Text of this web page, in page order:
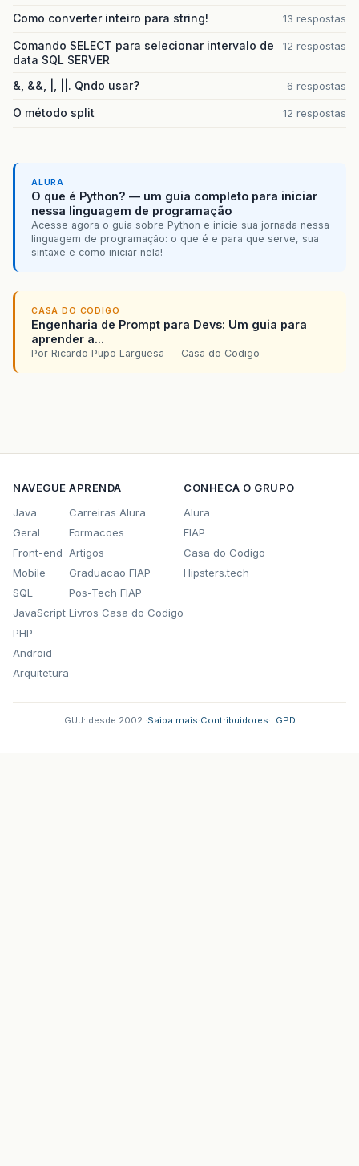
Como converter inteiro para string! 13 respostas
Comando SELECT para selecionar intervalo de
data SQL SERVER
12 respostas
&, &&, |, ||. Qndo usar? 6 respostas
O método split 12 respostas
ALURA
O que é Python? — um guia completo para iniciar
nessa linguagem de programação
Acesse agora o guia sobre Python e inicie sua jornada nessa
linguagem de programação: o que é e para que serve, sua
sintaxe e como iniciar nela!
CASA DO CODIGO
Engenharia de Prompt para Devs: Um guia para
aprender a...
Por Ricardo Pupo Larguesa — Casa do Codigo
NAVEGUE
Java
Geral
Front-end
Mobile
SQL
JavaScript
PHP
Android
Arquitetura
APRENDA
Carreiras Alura
Formacoes
Artigos
Graduacao FIAP
Pos-Tech FIAP
Livros Casa do Codigo
CONHECA O GRUPO
Alura
FIAP
Casa do Codigo
Hipsters.tech
GUJ: desde 2002. Saiba mais Contribuidores LGPD